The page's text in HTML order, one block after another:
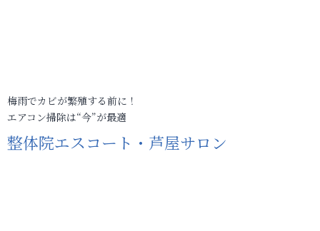
梅雨でカビが繁殖する前に！
エアコン掃除は“今”が最適
整体院エスコート・芦屋サロン